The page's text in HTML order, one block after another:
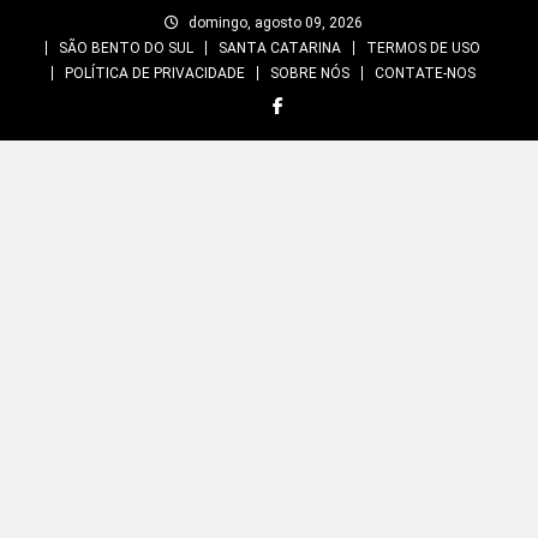
domingo, agosto 09, 2026
SÃO BENTO DO SUL
SANTA CATARINA
TERMOS DE USO
POLÍTICA DE PRIVACIDADE
SOBRE NÓS CONTATE-NOS